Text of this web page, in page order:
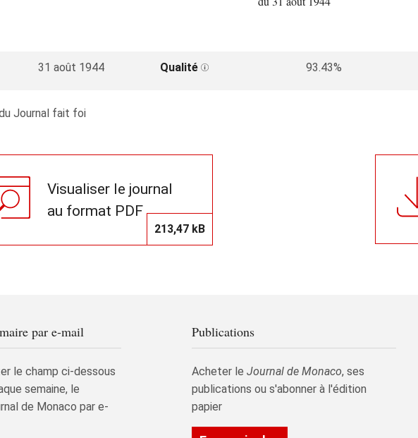
31 août 1944 Qualité 93.43%
Journal fait foi
Visualiser le journal
au format PDF
213,47 kB
par e-mail
le champ ci-dessous
semaine, le
de Monaco par e-
Publications
Acheter le Journal de Monaco, ses
publications ou s'abonner à l'édition
papier